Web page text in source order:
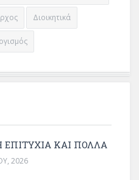
Διοικητικά
ΚΑΙ ΠΟΛΛΆ
2026